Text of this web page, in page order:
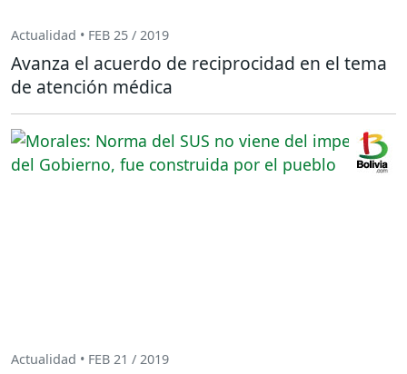
Actualidad • FEB 25 / 2019
Avanza el acuerdo de reciprocidad en el tema
de atención médica
Actualidad • FEB 21 / 2019